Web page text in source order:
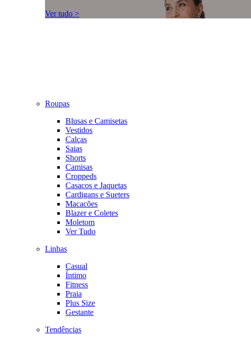
Ver tudo >
Roupas
Blusas e Camisetas
Vestidos
Calças
Saias
Shorts
Camisas
Croppeds
Casacos e Jaquetas
Cardigans e Sueters
Macacões
Blazer e Coletes
Moletom
Ver Tudo
Linhas
Casual
Íntimo
Fitness
Praia
Plus Size
Gestante
Tendências